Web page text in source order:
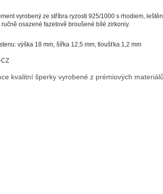
vyrobený ze stříbra ryzosti 925/1000 s rhodiem,
ručně osazené fazetově broušené bílé zirkoniy.
výška 18 mm, šířka 12,5 mm, tloušťka 1,2 mm
kvalitní šperky vyrobené z prémiových materiálů